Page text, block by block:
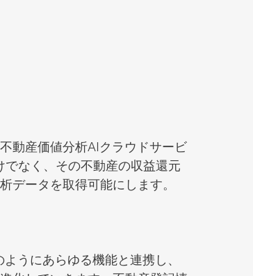
動産価値分析AIクラウドサービ
なく、その不動産の収益還元
データを取得可能にします。
うにあらゆる機能と連携し、